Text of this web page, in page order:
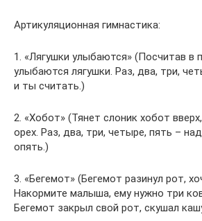
Артикуляционная гимнастика:
1. «Лягушки улыбаются» (Посчитав в
улыбаются лягушки. Раз, два, три,
и ты считать.)
2. «Хобот» (Тянет слоник хобот
орех. Раз, два, три, четыре, пять –
опять.)
3. «Бегемот» (Бегемот разинул рот,
Накормите малыша, ему нужно три
Бегемот закрыл свой рот, скушал